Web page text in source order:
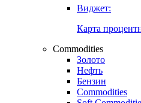
Виджет:
Карта
Commodities
Золото
Нефть
Бензин
Commodities